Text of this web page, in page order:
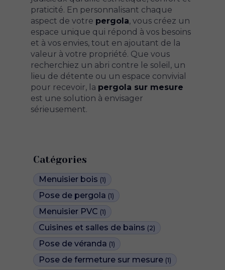
Catégories
Menuisier bois (1)
Pose de pergola (1)
Menuisier PVC (1)
Cuisines et salles de bains (2)
Pose de véranda (1)
Pose de fermeture sur mesure (1)
praticité. En personnalisant chaque
aspect de votre pergola, vous créez un
espace unique qui répond à vos besoins
et à vos envies, tout en ajoutant de la
valeur à votre propriété. Que vous
recherchiez un abri contre le soleil, un
lieu de détente ou un espace convivial
pour recevoir, la pergola sur mesure
est une solution à envisager
sérieusement.